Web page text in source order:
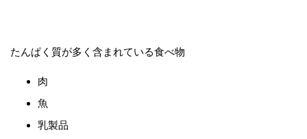
たんぱく質が多く含まれている食べ物
肉
魚
乳製品